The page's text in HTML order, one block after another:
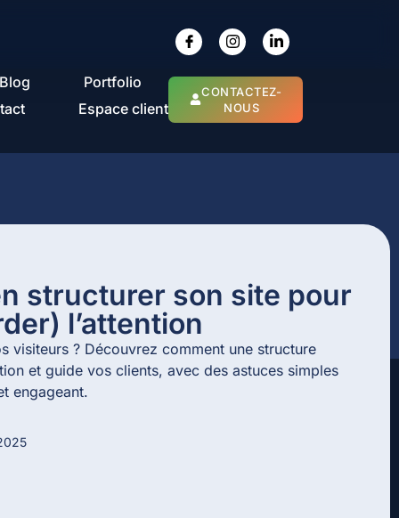
Portfolio
Espace client
CONTACTEZ-
NOUS
structurer son site pour
l’attention
visiteurs ? Découvrez comment une structure
et guide vos clients, avec des astuces simples
engageant.